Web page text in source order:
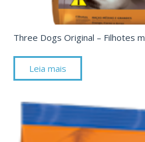
Three Dogs Original – Filhotes
Leia mais